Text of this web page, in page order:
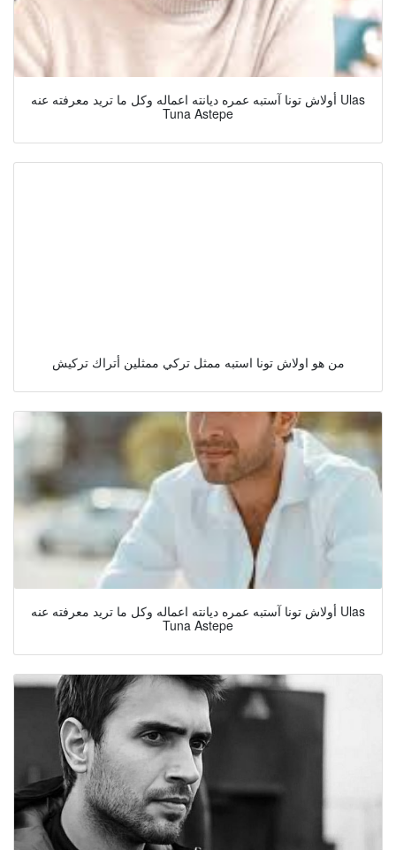
أولاش تونا آستبه عمره ديانته اعماله وكل ما تريد معرفته عنه Ulas
Tuna Astepe
من هو اولاش تونا استبه ممثل تركي ممثلين أتراك تركيش
أولاش تونا آستبه عمره ديانته اعماله وكل ما تريد معرفته عنه Ulas
Tuna Astepe